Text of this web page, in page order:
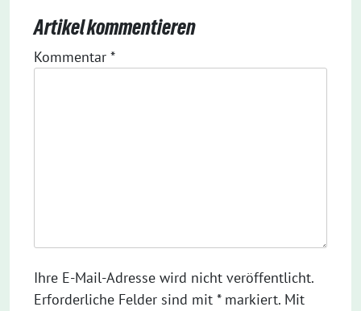
Artikel kommentieren
Kommentar *
Ihre E-Mail-Adresse wird nicht veröffentlicht.
Erforderliche Felder sind mit * markiert. Mit